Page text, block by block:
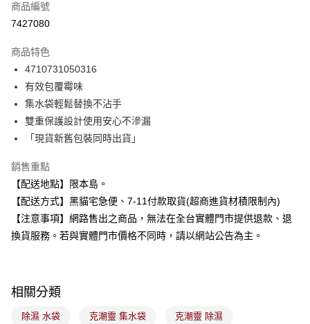
超商取貨付款
Apple Pay
街口支付
悠遊付
Google Pay
全盈+PAY
【大哥付你分期使用說明】
1.本服務由台灣大哥大提供，台灣大哥大用戶可立即使用無須另外申請。
3.實際核准額度、可分期數及費用金額請依後續交易確認頁面所載為準。
4.訂單成立30分鐘內，如未前往確認交易或遇審核未通過，訂單將自動取
消。如遇「轉專審核」未通過狀況，表示未達大哥付你分期系統評分，恕無
ATM付款
全家取貨付款
每筆NT$100，滿NT$899(含以上)免運費
商品編號
7427080
商品特色
4710731050316
有效包覆霉味
集水袋輕鬆替換不沾手
雙重保護設計使用安心不滲漏
「現貨新舊包裝同時出貨」
銷售重點
【配送地點】限本島。
【配送方式】黑貓宅急便、7-11付款取貨(超商進貨材積限制內)
【注意事項】網路售出之商品，無法在全台實體門市提供退款、退
換貨服務。若與實體門市價格不同時，請以網站公告為主。
相關分類
除濕 水袋 克潮靈 集水袋 克潮靈 除濕